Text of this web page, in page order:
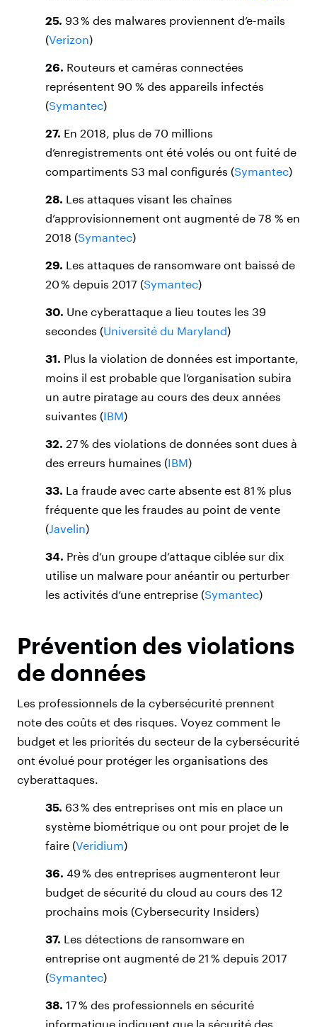
25. 93 % des malwares proviennent d’e-mails
(Verizon)
26. Routeurs et caméras connectées
représentent 90 % des appareils infectés
(Symantec)
27. En 2018, plus de 70 millions
d’enregistrements ont été volés ou ont fuité de
compartiments S3 mal configurés (Symantec)
28. Les attaques visant les chaînes
d’approvisionnement ont augmenté de 78 % en
2018 (Symantec)
29. Les attaques de ransomware ont baissé de
20 % depuis 2017 (Symantec)
30. Une cyberattaque a lieu toutes les 39
secondes (Université du Maryland)
31. Plus la violation de données est importante,
moins il est probable que l’organisation subira
un autre piratage au cours des deux années
suivantes (IBM)
32. 27 % des violations de données sont dues à
des erreurs humaines (IBM)
33. La fraude avec carte absente est 81 % plus
fréquente que les fraudes au point de vente
(Javelin)
34. Près d’un groupe d’attaque ciblée sur dix
utilise un malware pour anéantir ou perturber
les activités d’une entreprise (Symantec)
Prévention des violations
de données
Les professionnels de la cybersécurité prennent
note des coûts et des risques. Voyez comment le
budget et les priorités du secteur de la cybersécurité
ont évolué pour protéger les organisations des
cyberattaques.
35. 63 % des entreprises ont mis en place un
système biométrique ou ont pour projet de le
faire (Veridium)
36. 49 % des entreprises augmenteront leur
budget de sécurité du cloud au cours des 12
prochains mois (Cybersecurity Insiders)
37. Les détections de ransomware en
entreprise ont augmenté de 21 % depuis 2017
(Symantec)
38. 17 % des professionnels en sécurité
informatique indiquent que la sécurité des